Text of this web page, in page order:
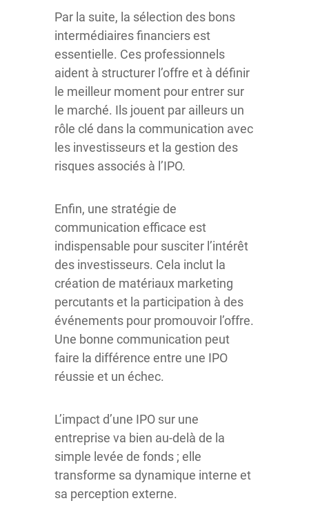
Par la suite, la sélection des bons
intermédiaires financiers est
essentielle. Ces professionnels
aident à structurer l’offre et à définir
le meilleur moment pour entrer sur
le marché. Ils jouent par ailleurs un
rôle clé dans la communication avec
les investisseurs et la gestion des
risques associés à l’IPO.
Enfin, une stratégie de
communication efficace est
indispensable pour susciter l’intérêt
des investisseurs. Cela inclut la
création de matériaux marketing
percutants et la participation à des
événements pour promouvoir l’offre.
Une bonne communication peut
faire la différence entre une IPO
réussie et un échec.
L’impact d’une IPO sur une
entreprise va bien au-delà de la
simple levée de fonds ; elle
transforme sa dynamique interne et
sa perception externe.